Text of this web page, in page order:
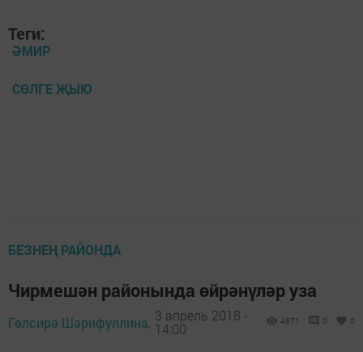
Теги:
ӘМИР
СӨЛГЕ ҖЫЮ
БЕЗНЕҢ РАЙОНДА
Чирмешән районында өйрәнүләр уза
Гөлсирә Шәрифуллина, 3 апрель 2018 -
14:00
4871 0 0